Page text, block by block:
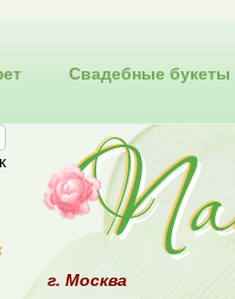
Свадебные букеты
г. Москва